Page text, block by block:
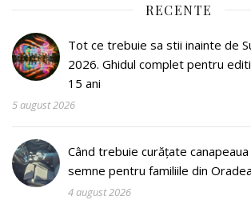
RECENTE
Tot ce trebuie sa stii inainte de
2026. Ghidul complet pentru
15 ani
5 august 2026
Când trebuie curățate
semne pentru familiile din Oradea
4 august 2026